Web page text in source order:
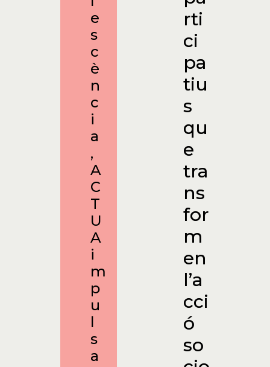
e
s
c
è
n
c
i
a
,
A
C
T
U
A
i
m
p
u
l
s
a
rti
ci
pa
tiu
s
qu
e
tra
ns
for
m
en
l’a
cci
ó
so